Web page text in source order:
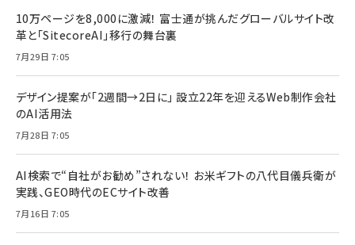
10万ページを8,000に激減！ 富士通が挑んだグローバルサイト改
革と「SitecoreAI」移行の舞台裏
7月29日 7:05
デザイン提案が「2週間→2日に」 設立22年を迎えるWeb制作会社
のAI活用法
7月28日 7:05
AI検索で“自社がお勧め”されない！ お米ギフトの八代目儀兵衛が
実践、GEO時代のECサイト改善
7月16日 7:05